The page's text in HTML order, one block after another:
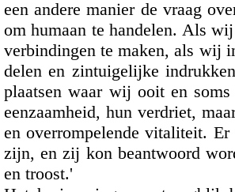
een andere manier de vraag
om humaan te handelen. Als
verbindingen te maken, als wij
delen en zintuigelijke
plaatsen waar wij ooit en
eenzaamheid, hun verdriet,
en overrompelende vitaliteit.
zijn, en zij kon beantwoord
en troost.'